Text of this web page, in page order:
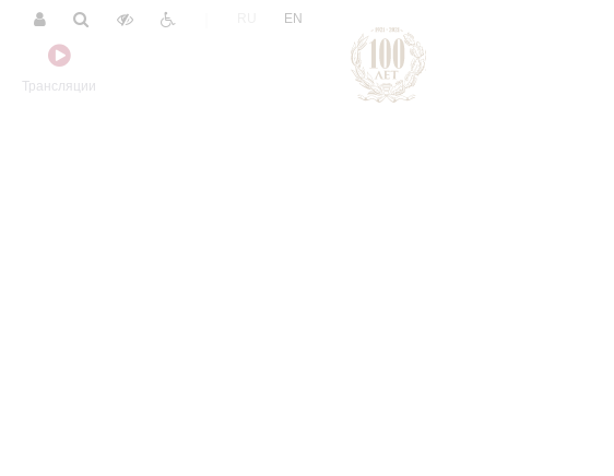
Трансляции
EN